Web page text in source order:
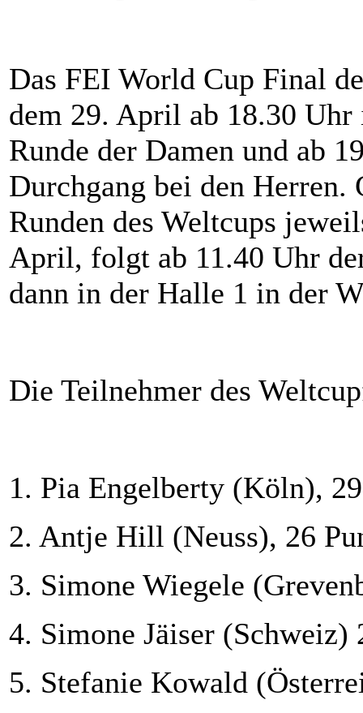
Das FEI World Cup Final
dem 29. April ab 18.30
Runde der Damen und ab
Durchgang bei den
Runden des Weltcups
April, folgt ab 11.40 Uhr
dann in der Halle 1 in der
Die Teilnehmer des
1. Pia Engelberty (Köln),
2. Antje Hill (Neuss), 26
3. Simone Wiegele
4. Simone Jäiser (Schweiz)
5. Stefanie Kowald